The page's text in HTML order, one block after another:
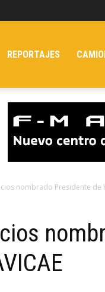
REPORTAJES
nombrado Presidente de